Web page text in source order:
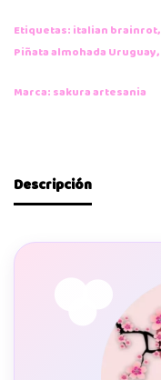
Etiquetas: italian brainrot,
Piñata almohada Uruguay,
Marca: sakura artesania
Descripción